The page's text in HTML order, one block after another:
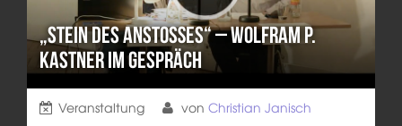
„Stein des Anstoßes“ – Wolfram P.
Kastner im Gespräch
Veranstaltung von Christian Janisch